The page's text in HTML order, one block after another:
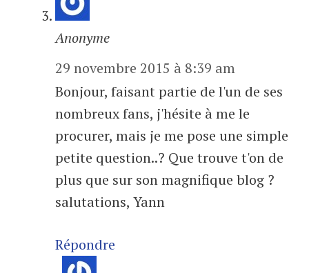
Anonyme
29 novembre 2015 à 8:39 am
Bonjour, faisant partie de l'un de ses
nombreux fans, j'hésite à me le
procurer, mais je me pose une simple
petite question..? Que trouve t'on de
plus que sur son magnifique blog ?
salutations, Yann
Répondre